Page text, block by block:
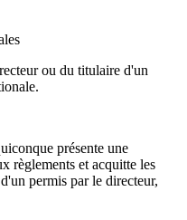
ou du titulaire d'un
présente une
règlements et acquitte les
permis par le directeur,